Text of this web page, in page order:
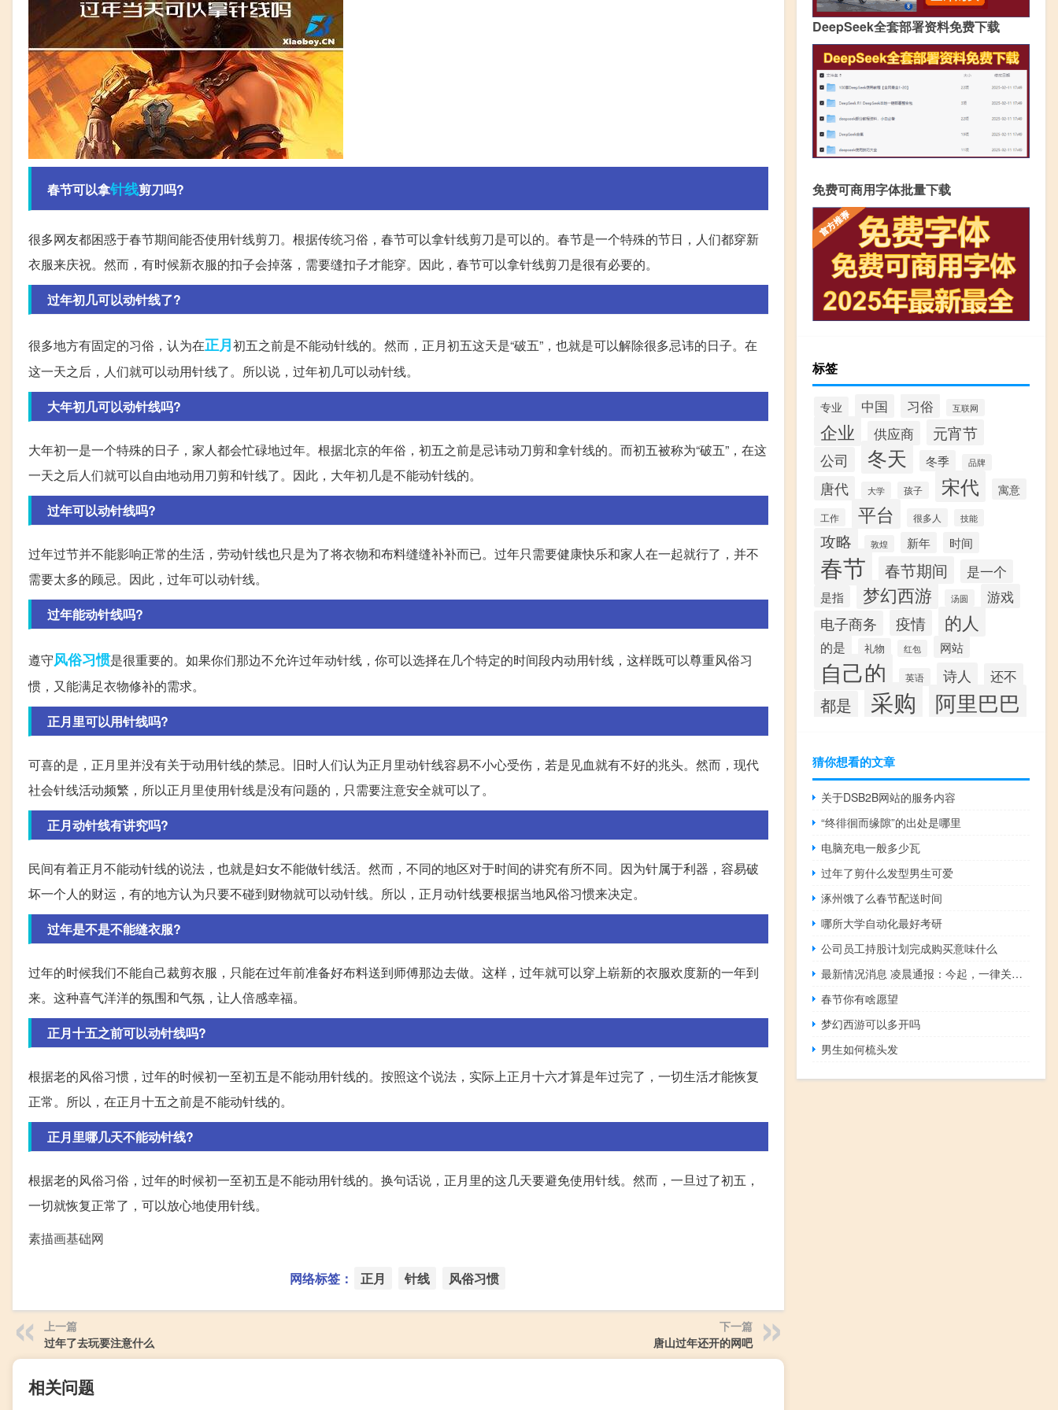
春节可以拿针线剪刀吗?
很多网友都困惑于春节期间能否使用针线剪刀。根据传统习俗，春节可以拿针线剪刀是可以的。春节是一个特殊的节日，人们都穿新
衣服来庆祝。然而，有时候新衣服的扣子会掉落，需要缝扣子才能穿。因此，春节可以拿针线剪刀是很有必要的。
过年初几可以动针线了?
很多地方有固定的习俗，认为在正月初五之前是不能动针线的。然而，正月初五这天是“破五”，也就是可以解除很多忌讳的日子。在
这一天之后，人们就可以动用针线了。所以说，过年初几可以动针线。
大年初几可以动针线吗?
大年初一是一个特殊的日子，家人都会忙碌地过年。根据北京的年俗，初五之前是忌讳动刀剪和拿针线的。而初五被称为“破五”，在这
一天之后人们就可以自由地动用刀剪和针线了。因此，大年初几是不能动针线的。
过年可以动针线吗?
过年过节并不能影响正常的生活，劳动针线也只是为了将衣物和布料缝缝补补而已。过年只需要健康快乐和家人在一起就行了，并不
需要太多的顾忌。因此，过年可以动针线。
过年能动针线吗?
遵守风俗习惯是很重要的。如果你们那边不允许过年动针线，你可以选择在几个特定的时间段内动用针线，这样既可以尊重风俗习
惯，又能满足衣物修补的需求。
正月里可以用针线吗?
可喜的是，正月里并没有关于动用针线的禁忌。旧时人们认为正月里动针线容易不小心受伤，若是见血就有不好的兆头。然而，现代
社会针线活动频繁，所以正月里使用针线是没有问题的，只需要注意安全就可以了。
正月动针线有讲究吗?
民间有着正月不能动针线的说法，也就是妇女不能做针线活。然而，不同的地区对于时间的讲究有所不同。因为针属于利器，容易破
坏一个人的财运，有的地方认为只要不碰到财物就可以动针线。所以，正月动针线要根据当地风俗习惯来决定。
过年是不是不能缝衣服?
过年的时候我们不能自己裁剪衣服，只能在过年前准备好布料送到师傅那边去做。这样，过年就可以穿上崭新的衣服欢度新的一年到
来。这种喜气洋洋的氛围和气氛，让人倍感幸福。
正月十五之前可以动针线吗?
根据老的风俗习惯，过年的时候初一至初五是不能动用针线的。按照这个说法，实际上正月十六才算是年过完了，一切生活才能恢复
正常。所以，在正月十五之前是不能动针线的。
正月里哪几天不能动针线?
根据老的风俗习俗，过年的时候初一至初五是不能动用针线的。换句话说，正月里的这几天要避免使用针线。然而，一旦过了初五，
一切就恢复正常了，可以放心地使用针线。
素描画基础网
网络标签： 正月 针线 风俗习惯
上一篇
过年了去玩要注意什么
下一篇
唐山过年还开的网吧
相关问题
DeepSeek全套部署资料免费下载
免费可商用字体批量下载
标签
专业 中国 习俗 互联网
企业 供应商 元宵节
公司 冬天 冬季 品牌
唐代 大学 孩子 宋代 寓意
工作 平台 很多人 技能
攻略 敦煌 新年 时间
春节 春节期间 是一个
是指 梦幻西游 汤圆 游戏
电子商务 疫情 的人
的是 礼物 红包 网站
自己的 英语 诗人 还不
都是 采购 阿里巴巴
猜你想看的文章
关于DSB2B网站的服务内容
“终徘徊而缘隙”的出处是哪里
电脑充电一般多少瓦
过年了剪什么发型男生可爱
涿州饿了么春节配送时间
哪所大学自动化最好考研
公司员工持股计划完成购买意味什么
最新情况消息 凌晨通报：今起，一律关停！宁波一家公司已有12人确诊，北仑区开展第二轮全域全员核酸检测
春节你有啥愿望
梦幻西游可以多开吗
男生如何梳头发